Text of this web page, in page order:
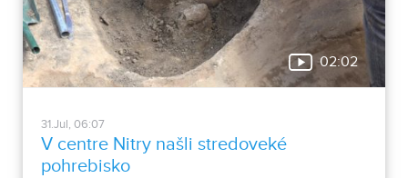
02:02
31.Jul, 06:07
V centre Nitry našli stredoveké
pohrebisko